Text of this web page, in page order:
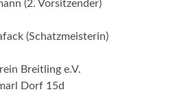
(2. Vorsitzender)
(Schatzmeisterin)
Breitling e.V.
Dorf 15d